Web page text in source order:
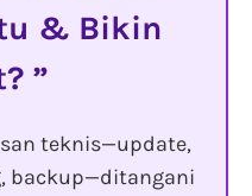
& Bikin
teknis—update,
backup—ditangani